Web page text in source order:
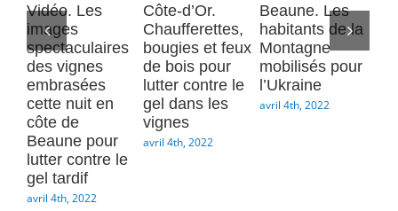
de
lutte
contre
le
dans
les
vignes
en
images
Vidéo. Les
images
spectaculaires
des vignes
embrasées
cette nuit en
côte de
Beaune pour
lutter contre le
gel tardif
avril 4th, 2022
Côte-d’Or.
Chaufferettes,
bougies et feux
de bois pour
lutter contre le
gel dans les
vignes
avril 4th, 2022
Beaune. Les
habitants de la
Montagne
mobilisés pour
l’Ukraine
avril 4th, 2022